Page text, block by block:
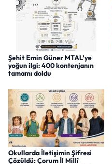
Şehit Emin Güner MTAL’ye
yoğun ilgi: 400 kontenjanın
tamamı doldu
Okullarda İletişimin Şifresi
Çözüldü: Çorum İl Millî